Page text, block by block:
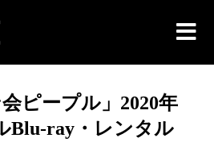
会ピープル」2020年
Blu-ray・レンタル